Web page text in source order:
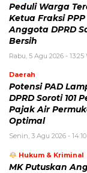
Peduli Warga
Ketua Fraksi
Anggota DPRD
Bersih
Rabu, 5 Agu 2026 - 13:25
Daerah
Potensi PAD
DPRD Soroti 101
Pajak Air
Optimal
Senin, 3 Agu 2026 -
Hukum & Kriminal
MK Putuskan